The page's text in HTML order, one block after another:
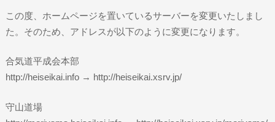
この度、ホームページを置いているサーバーを変更いたしまし
た。そのため、アドレスが以下のように変更になります。
合気道平成会本部
http://heiseikai.info → http://heiseikai.xsrv.jp/
守山道場